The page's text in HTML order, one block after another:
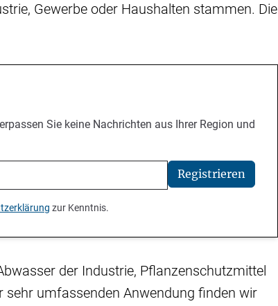
Gewerbe oder Haushalten stammen. Die
Sie keine Nachrichten aus Ihrer Region und
Registrieren
zur Kenntnis.
der Industrie, Pflanzenschutzmittel
sehr umfassenden Anwendung finden wir